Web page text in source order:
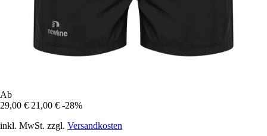
Ab
29,00 € 21,00 € -28%
inkl. MwSt. zzgl. Versandkosten